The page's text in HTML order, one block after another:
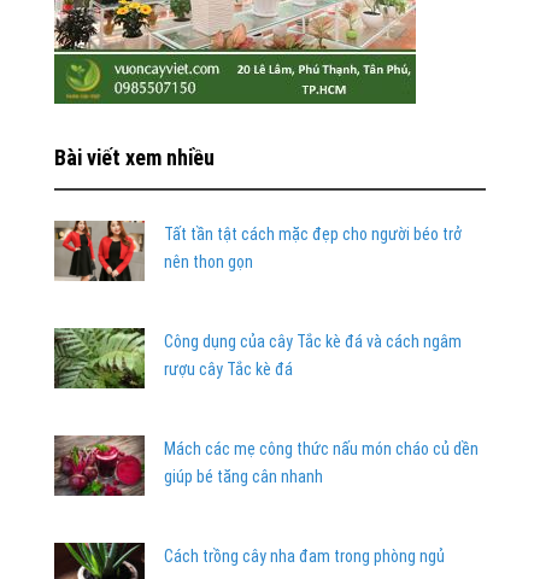
Bài viết xem nhiều
Tất tần tật cách mặc đẹp cho người béo trở
nên thon gọn
Công dụng của cây Tắc kè đá và cách ngâm
rượu cây Tắc kè đá
Mách các mẹ công thức nấu món cháo củ dền
giúp bé tăng cân nhanh
Cách trồng cây nha đam trong phòng ngủ